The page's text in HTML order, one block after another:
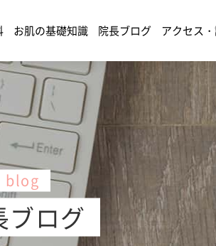
お肌の基礎知識 院長ブログ アクセス
blog
ブログ